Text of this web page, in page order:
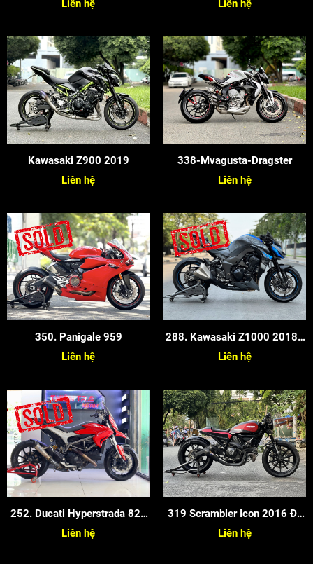
Liên hệ Liên hệ
Kawasaki Z900 2019
Liên hệ
338-Mvagusta-Dragster
Liên hệ
350. Panigale 959
Liên hệ
288. Kawasaki Z1000 2018 -
Màu Xám Xanh
Liên hệ
252. Ducati Hyperstrada 821
2015
Liên hệ
319 Scrambler Icon 2016 Độ
Full Cafe Racer
Liên hệ